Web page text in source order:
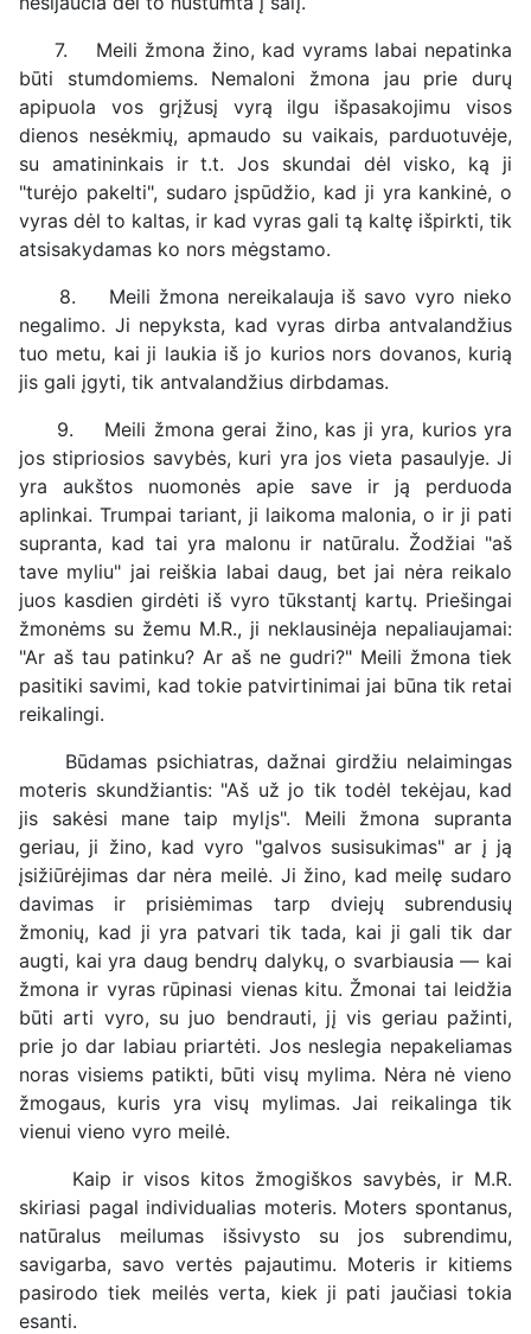
7. Meili žmona žino, kad vyrams labai nepatinka
būti stumdomiems. Nemaloni žmona jau prie durų
apipuola vos grįžusį vyrą ilgu išpasakojimu visos
dienos nesėkmių, apmaudo su vaikais, parduotuvėje,
su amatininkais ir t.t. Jos skundai dėl visko, ką ji
"turėjo pakelti", sudaro įspūdžio, kad ji yra kankinė, o
vyras dėl to kaltas, ir kad vyras gali tą kaltę išpirkti, tik
atsisakydamas ko nors mėgstamo.
8. Meili žmona nereikalauja iš savo vyro nieko
negalimo. Ji nepyksta, kad vyras dirba antvalandžius
tuo metu, kai ji laukia iš jo kurios nors dovanos, kurią
jis gali įgyti, tik antvalandžius dirbdamas.
9. Meili žmona gerai žino, kas ji yra, kurios yra
jos stipriosios savybės, kuri yra jos vieta pasaulyje. Ji
yra aukštos nuomonės apie save ir ją perduoda
aplinkai. Trumpai tariant, ji laikoma malonia, o ir ji pati
supranta, kad tai yra malonu ir natūralu. Žodžiai "aš
tave myliu" jai reiškia labai daug, bet jai nėra reikalo
juos kasdien girdėti iš vyro tūkstantį kartų. Priešingai
žmonėms su žemu M.R., ji neklausinėja nepaliaujamai:
"Ar aš tau patinku? Ar aš ne gudri?" Meili žmona tiek
pasitiki savimi, kad tokie patvirtinimai jai būna tik retai
reikalingi.
Būdamas psichiatras, dažnai girdžiu nelaimingas
moteris skundžiantis: "Aš už jo tik todėl tekėjau, kad
jis sakėsi mane taip mylįs". Meili žmona supranta
geriau, ji žino, kad vyro "galvos susisukimas" ar į ją
įsižiūrėjimas dar nėra meilė. Ji žino, kad meilę sudaro
davimas ir prisiėmimas tarp dviejų subrendusių
žmonių, kad ji yra patvari tik tada, kai ji gali tik dar
augti, kai yra daug bendrų dalykų, o svarbiausia — kai
žmona ir vyras rūpinasi vienas kitu. Žmonai tai leidžia
būti arti vyro, su juo bendrauti, jį vis geriau pažinti,
prie jo dar labiau priartėti. Jos neslegia nepakeliamas
noras visiems patikti, būti visų mylima. Nėra nė vieno
žmogaus, kuris yra visų mylimas. Jai reikalinga tik
vienui vieno vyro meilė.
Kaip ir visos kitos žmogiškos savybės, ir M.R.
skiriasi pagal individualias moteris. Moters spontanus,
natūralus meilumas išsivysto su jos subrendimu,
savigarba, savo vertės pajautimu. Moteris ir kitiems
pasirodo tiek meilės verta, kiek ji pati jaučiasi tokia
esanti.